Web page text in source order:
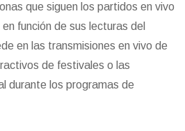
que siguen los partidos en vivo
función de sus lecturas del
en las transmisiones en vivo de
de festivales o las
durante los programas de